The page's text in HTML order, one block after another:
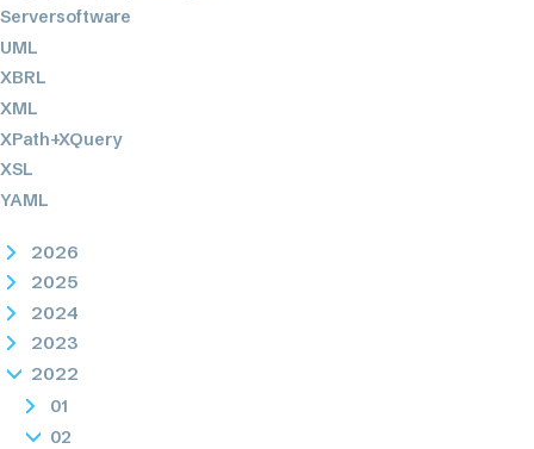
Serversoftware
UML
XBRL
XML
XPath+XQuery
XSL
YAML
2026
2025
2024
2023
2022
01
02